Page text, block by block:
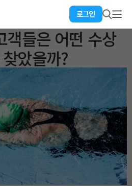
로그인
객들은 어떤 수상
았을까?